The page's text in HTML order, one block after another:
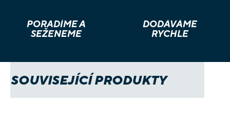
PORADÍME A
SEŽENEME
DODÁVÁME
RYCHLE
SOUVISEJÍCÍ PRODUKTY